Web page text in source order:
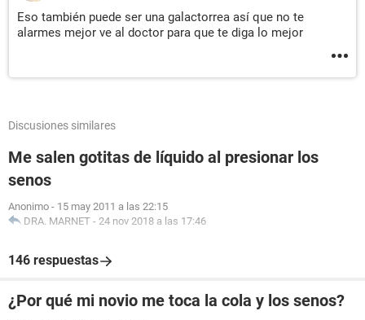
Eso también puede ser una galactorrea así que no te
alarmes mejor ve al doctor para que te diga lo mejor
Discusiones similares
Me salen gotitas de líquido al presionar los
senos
Anonimo - 15 may 2011 a las 22:15
DRA. MARNET - 24 nov 2018 a las 17:46
146 respuestas
¿Por qué mi novio me toca la cola y los senos?